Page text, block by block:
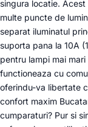
singura locatie.
multe puncte de
separat iluminatul
suporta pana la 10A
pentru lampi mai
functioneaza cu
oferindu-va libertate
confort maxim
cumparaturi? Pur si